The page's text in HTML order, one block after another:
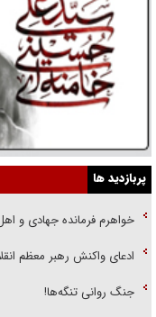
پربازدید ها
خواهرم فرمانده جهادی و
ادعای واکنش رهبر معظم
جنگ روانی تنگه‌ها!